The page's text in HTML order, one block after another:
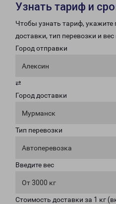
Узнать тариф и
Чтобы узнать тариф, укажите
доставки, тип перевозки и вес
Город отправки
Алексин
⇄
Город доставки
Мурманск
Тип перевозки
Автоперевозка
Введите вес
От 3000 кг
Стоимость доставки за 1 кг